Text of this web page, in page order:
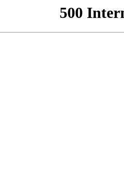
500